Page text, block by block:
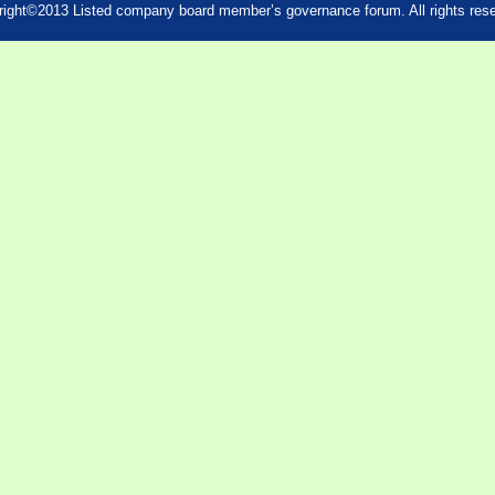
Listed company board member’s governance forum. All rights